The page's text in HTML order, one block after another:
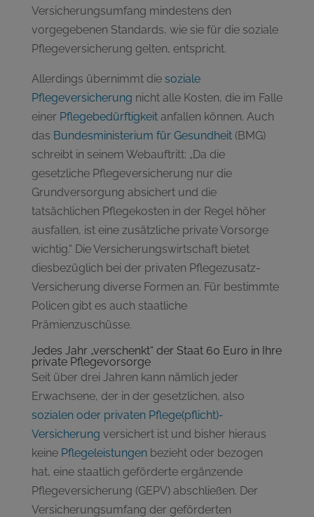
Versicherungsumfang mindestens den
vorgegebenen Standards, wie sie für die soziale
Pflegeversicherung gelten, entspricht.
Allerdings übernimmt die soziale
Pflegeversicherung nicht alle Kosten, die im Falle
einer Pflegebedürftigkeitanfallen können. Auch
das Bundesministerium für Gesundheit(BMG)
schreibt in seinem Webauftritt: „Da die
gesetzliche Pflegeversicherung nur die
Grundversorgung absichert und die
tatsächlichen Pflegekosten in der Regel höher
ausfallen, ist eine zusätzliche private Vorsorge
wichtig.“ Die Versicherungswirtschaft bietet
diesbezüglich bei der privaten Pflegezusatz-
Versicherung diverse Formen an. Für bestimmte
Policen gibt es auch staatliche
Prämienzuschüsse.
Jedes Jahr „verschenkt“ der Staat 60 Euro in Ihre
private Pflegevorsorge
Seit über drei Jahren kann nämlich jeder
Erwachsene, der in der gesetzlichen, also
sozialen oder privaten Pflege(pflicht)-
Versicherung versichert ist und bisher hieraus
keine Pflegeleistungenbezieht oder bezogen
hat, eine staatlich geförderte ergänzende
Pflegeversicherung (GEPV) abschließen. Der
Versicherungsumfang der geförderten